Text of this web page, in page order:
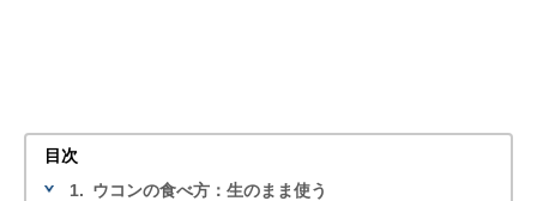
目次
1. ウコンの食べ方：生のまま使う